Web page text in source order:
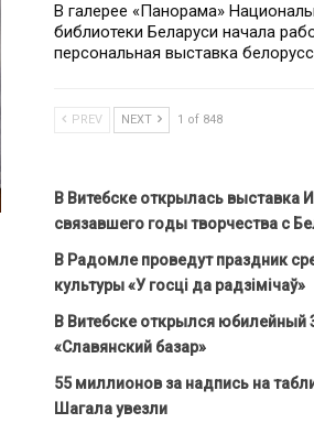
В галерее «Панорама»
библиотеки Беларуси начала
персональная выставка
PREV NEXT 1 of 848
В Витебске открылась выставка
связавшего годы творчества с
В Радомле проведут праздник
культуры «У госці да радзімічаў»
В Витебске открылся юбилейный
«Славянский базар»
55 миллионов за надпись на
Шагала увезли